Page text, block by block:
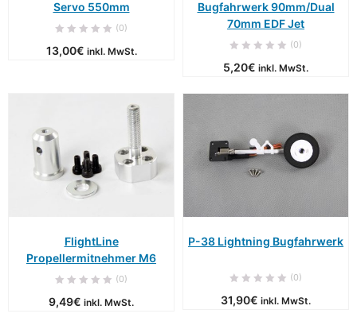
Servo 550mm
(0)
13,00€ inkl. MwSt.
Bugfahrwerk 90mm/Dual
70mm EDF Jet
(0)
5,20€ inkl. MwSt.
FlightLine
Propellermitnehmer M6
(0)
9,49€ inkl. MwSt.
P-38 Lightning Bugfahrwerk
(0)
31,90€ inkl. MwSt.